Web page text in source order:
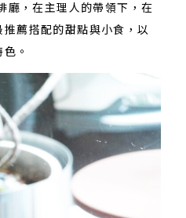
廳，在主理人的帶領下，在
薦搭配的甜點與小食，以
。